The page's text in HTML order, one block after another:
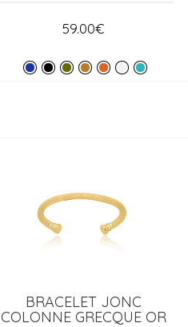
59.00€
BRACELET JONC
COLONNE GRECQUE OR